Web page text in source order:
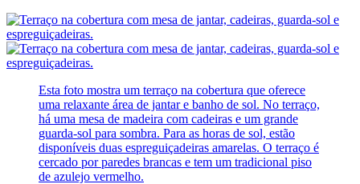
Esta foto mostra um terraço na cobertura que oferece
uma relaxante área de jantar e banho de sol. No terraço,
há uma mesa de madeira com cadeiras e um grande
guarda-sol para sombra. Para as horas de sol, estão
disponíveis duas espreguiçadeiras amarelas. O terraço é
cercado por paredes brancas e tem um tradicional piso
de azulejo vermelho.